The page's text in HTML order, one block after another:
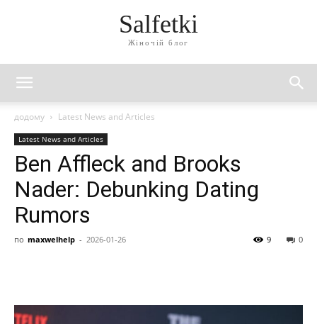
Salfetki
Жіночій блог
додому Latest News and Articles
Latest News and Articles
Ben Affleck and Brooks
Nader: Debunking Dating
Rumors
по maxwelhelp - 2026-01-26 0
9